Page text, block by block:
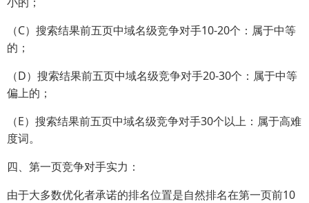
（C）搜索结果前五页中域名级竞争对手10-20个：属于中等
的；
（D）搜索结果前五页中域名级竞争对手20-30个：属于中等
偏上的；
（E）搜索结果前五页中域名级竞争对手30个以上：属于高难
度词。
四、第一页竞争对手实力：
由于大多数优化者承诺的排名位置是自然排名在第一页前10